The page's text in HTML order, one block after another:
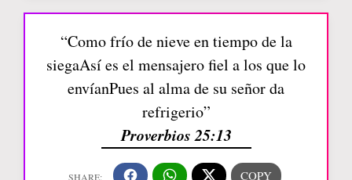
“Como frío de nieve en tiempo de la
siegaAsí es el mensajero fiel a los que lo
envíanPues al alma de su señor da
refrigerio”
Proverbios 25:13